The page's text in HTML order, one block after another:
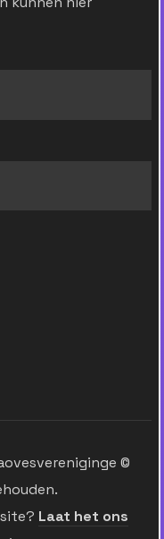
©
Laat het ons